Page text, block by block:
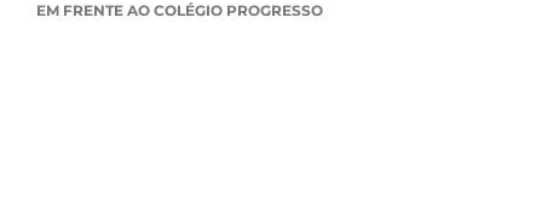
EM FRENTE AO COLÉGIO PROGRESSO